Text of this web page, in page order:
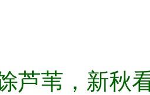
芦苇，新秋